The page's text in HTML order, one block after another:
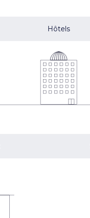
Hôtels